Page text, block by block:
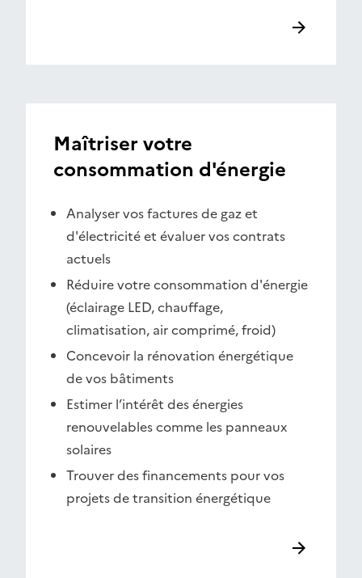
Maîtriser votre
consommation d'énergie
Analyser vos factures de gaz et
d'électricité et évaluer vos contrats
actuels
Réduire votre consommation d'énergie
(éclairage LED, chauffage,
climatisation, air comprimé, froid)
Concevoir la rénovation énergétique
de vos bâtiments
Estimer l’intérêt des énergies
renouvelables comme les panneaux
solaires
Trouver des financements pour vos
projets de transition énergétique